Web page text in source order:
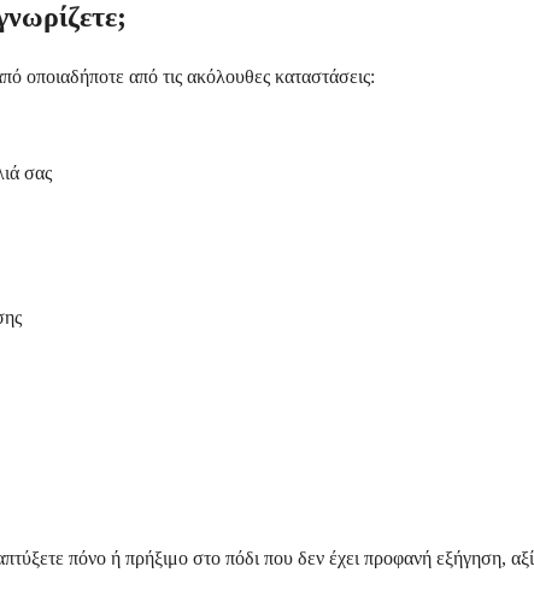
οποιαδήποτε από τις ακόλουθες καταστάσεις:
σας
πόνο ή πρήξιμο στο πόδι που δεν έχει προφανή εξήγηση,